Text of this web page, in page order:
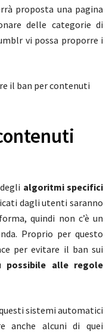
proposta una pagina
delle categorie di
vi possa proporre i
algoritmi specifici
dagli utenti saranno
quindi non c’è un
Proprio per questo
per evitare il ban sui
possibile alle regole
sistemi automatici
anche alcuni di quei